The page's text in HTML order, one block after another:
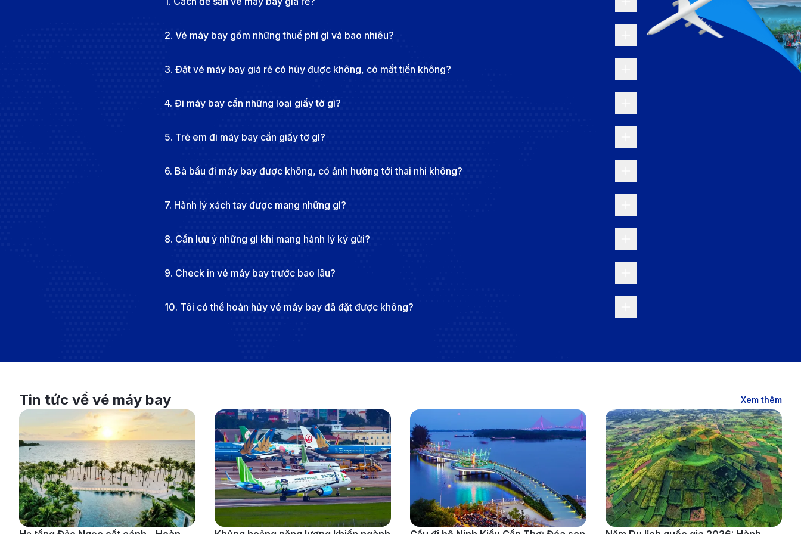
Hiện tại, không có chuyến bay thẳng từ Hà Nội đến Krabi, nhưng bạn có thể lựa chọn các chuyến bay nối chuyến qua Bangkok hoặc Singapore để đến Krabi một
Khoảng 6 giờ 5 phút đến 9 giờ 15 phút (bao gồm thời gian nối chuyến)
Sân bay quốc tế Nội Bài (HAN)
mỗi ngày
Hãng hàng không khai thác:Vietnam Airlines, Thai Airways, AirAsia, Bangkok Airways, Scoot.
Các hãng hàng không khai thác chuyến bay nối chuyến từ Hà Nội đi Krabi
2. Vé máy bay gồm những thuế phí gì và bao nhiêu?
3. Đặt vé máy bay giá rẻ có hủy được không, có mất tiền không?
4. Đi máy bay cần những loại giấy tờ gì?
5. Trẻ em đi máy bay cần giấy tờ gì?
6. Bà bầu đi máy bay được không, có ảnh hưởng tới thai nhi không?
7. Hành lý xách tay được mang những gì?
8. Cần lưu ý những gì khi mang hành lý ký gửi?
9. Check in vé máy bay trước bao lâu?
10. Tôi có thể hoàn hủy vé máy bay đã đặt được không?
Tin tức về vé máy bay Xem thêm